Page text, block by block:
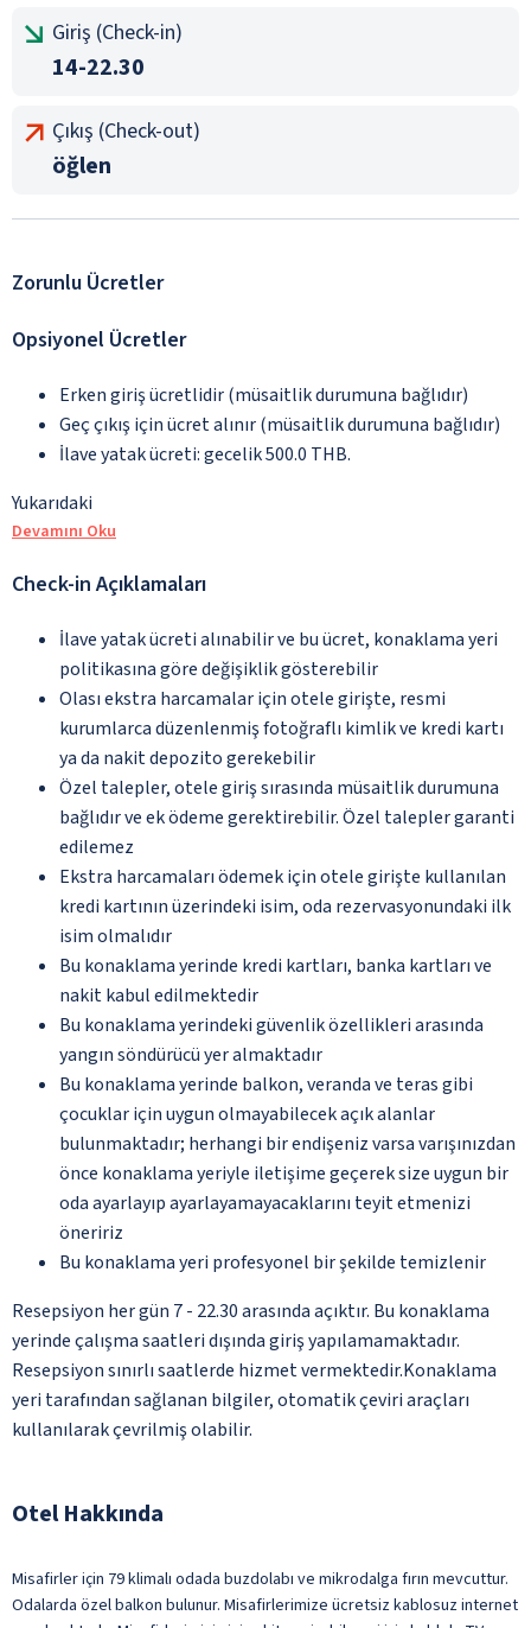
Giriş (Check-in)
14-22.30
Çıkış (Check-out)
öğlen
Zorunlu Ücretler
Opsiyonel Ücretler
Erken giriş ücretlidir (müsaitlik durumuna bağlıdır)
Geç çıkış için ücret alınır (müsaitlik durumuna bağlıdır)
İlave yatak ücreti: gecelik 500.0 THB.
Yukarıdaki
Devamını Oku
Check-in Açıklamaları
İlave yatak ücreti alınabilir ve bu ücret, konaklama yeri
politikasına göre değişiklik gösterebilir
Olası ekstra harcamalar için otele girişte, resmi
kurumlarca düzenlenmiş fotoğraflı kimlik ve kredi kartı
ya da nakit depozito gerekebilir
Özel talepler, otele giriş sırasında müsaitlik durumuna
bağlıdır ve ek ödeme gerektirebilir. Özel talepler garanti
edilemez
Ekstra harcamaları ödemek için otele girişte kullanılan
kredi kartının üzerindeki isim, oda rezervasyonundaki ilk
isim olmalıdır
Bu konaklama yerinde kredi kartları, banka kartları ve
nakit kabul edilmektedir
Bu konaklama yerindeki güvenlik özellikleri arasında
yangın söndürücü yer almaktadır
Bu konaklama yerinde balkon, veranda ve teras gibi
çocuklar için uygun olmayabilecek açık alanlar
bulunmaktadır; herhangi bir endişeniz varsa varışınızdan
önce konaklama yeriyle iletişime geçerek size uygun bir
oda ayarlayıp ayarlayamayacaklarını teyit etmenizi
öneririz
Bu konaklama yeri profesyonel bir şekilde temizlenir
Resepsiyon her gün 7 - 22.30 arasında açıktır. Bu konaklama
yerinde çalışma saatleri dışında giriş yapılamamaktadır.
Resepsiyon sınırlı saatlerde hizmet vermektedir.Konaklama
yeri tarafından sağlanan bilgiler, otomatik çeviri araçları
kullanılarak çevrilmiş olabilir.
Otel Hakkında
Misafirler için 79 klimalı odada buzdolabı ve mikrodalga fırın mevcuttur.
Odalarda özel balkon bulunur. Misafirlerimize ücretsiz kablosuz internet